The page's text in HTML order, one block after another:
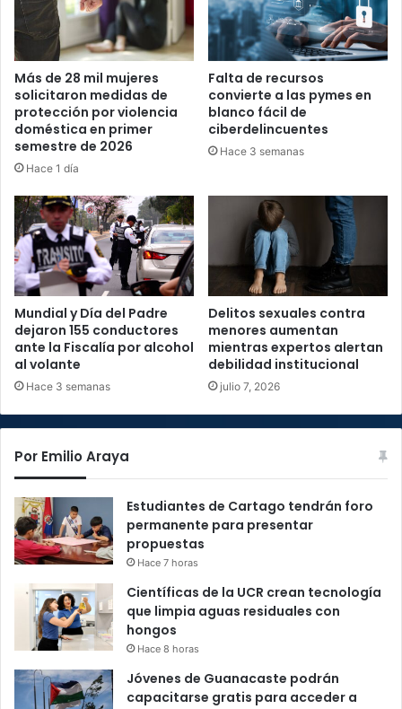
Más de 28 mil mujeres
solicitaron medidas de
protección por violencia
doméstica en primer
semestre de 2026
Hace 1 día
Falta de recursos
convierte a las pymes en
blanco fácil de
ciberdelincuentes
Hace 3 semanas
Mundial y Día del Padre
dejaron 155 conductores
ante la Fiscalía por alcohol
al volante
Hace 3 semanas
Delitos sexuales contra
menores aumentan
mientras expertos alertan
debilidad institucional
julio 7, 2026
Por Emilio Araya
Estudiantes de Cartago tendrán foro
permanente para presentar
propuestas
Hace 7 horas
Científicas de la UCR crean tecnología
que limpia aguas residuales con
hongos
Hace 8 horas
Jóvenes de Guanacaste podrán
capacitarse gratis para acceder a